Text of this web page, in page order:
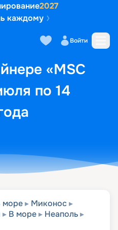
2027
каждому
Войти
«MSC
по 14
кают Маршрут и
море
Миконос
В море
Неаполь